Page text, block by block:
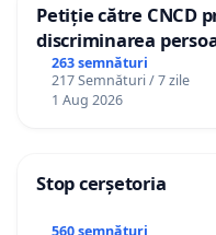
Petiție către CNCD
discriminarea
către utilizatorul
263 semnături
217 Semnături / 7 zile
1 Aug 2026
Stop cerșetoria
560 semnături